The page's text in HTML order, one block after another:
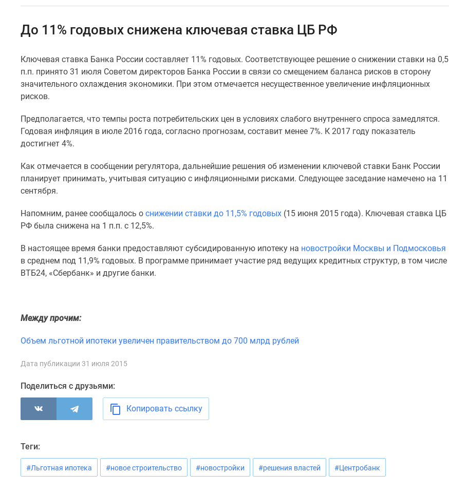
помещения
застройщики
Панорамы
новостроек
новостроек
новостроек
Экология
Москвы
Подмосковья
комнатные
комнатные
Квартиры
Ипотечный
Военная
программы
Медиа
недвижимости
Мнение
Аналитика
Покупателю
Экспертиза
Эксперты
До 11% годовых снижена ключевая ставка ЦБ РФ
Ключевая ставка Банка России составляет 11% годовых. Соответствующее решение о снижении ставки на 0,5
п.п. принято 31 июля Советом директоров Банка России в связи со смещением баланса рисков в сторону
значительного охлаждения экономики. При этом отмечается несущественное увеличение инфляционных
рисков.
Предполагается, что темпы роста потребительских цен в условиях слабого внутреннего спроса замедлятся.
Годовая инфляция в июле 2016 года, согласно прогнозам, составит менее 7%. К 2017 году показатель
достигнет 4%.
Как отмечается в сообщении регулятора, дальнейшие решения об изменении ключевой ставки Банк России
планирует принимать, учитывая ситуацию с инфляционными рисками. Следующее заседание намечено на 11
сентября.
Напомним, ранее сообщалось о снижении ставки до 11,5% годовых (15 июня 2015 года). Ключевая ставка ЦБ
РФ была снижена на 1 п.п. с 12,5%.
В настоящее время банки предоставляют субсидированную ипотеку на новостройки Москвы и Подмосковья
в среднем под 11,9% годовых. В программе принимает участие ряд ведущих кредитных структур, в том числе
ВТБ24, «Сбербанк» и другие банки.
Между прочим:
Объем льготной ипотеки увеличен правительством до 700 млрд рублей
Дата публикации 31 июля 2015
Поделиться с друзьями:
Копировать ссылку
Теги:
#Льготная ипотека #новое строительство #новостройки #решения властей #Центробанк